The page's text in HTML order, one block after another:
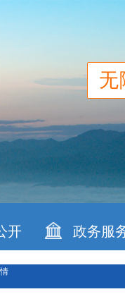
无
开 政务服